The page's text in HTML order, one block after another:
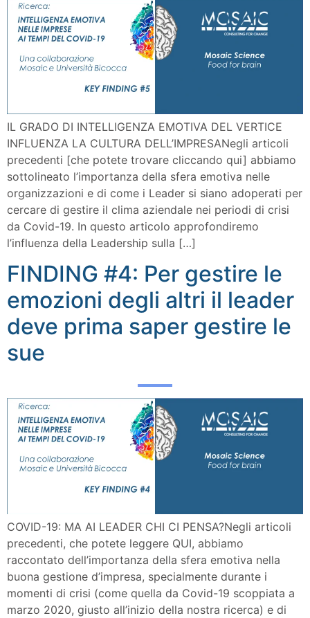
IL GRADO DI INTELLIGENZA EMOTIVA DEL VERTICE
INFLUENZA LA CULTURA DELL’IMPRESANegli articoli
precedenti [che potete trovare cliccando qui] abbiamo
sottolineato l’importanza della sfera emotiva nelle
organizzazioni e di come i Leader si siano adoperati per
cercare di gestire il clima aziendale nei periodi di crisi
da Covid-19. In questo articolo approfondiremo
l’influenza della Leadership sulla […]
FINDING #4: Per gestire le
emozioni degli altri il leader
deve prima saper gestire le
sue
COVID-19: MA AI LEADER CHI CI PENSA?Negli articoli
precedenti, che potete leggere QUI, abbiamo
raccontato dell’importanza della sfera emotiva nella
buona gestione d’impresa, specialmente durante i
momenti di crisi (come quella da Covid-19 scoppiata a
marzo 2020, giusto all’inizio della nostra ricerca) e di